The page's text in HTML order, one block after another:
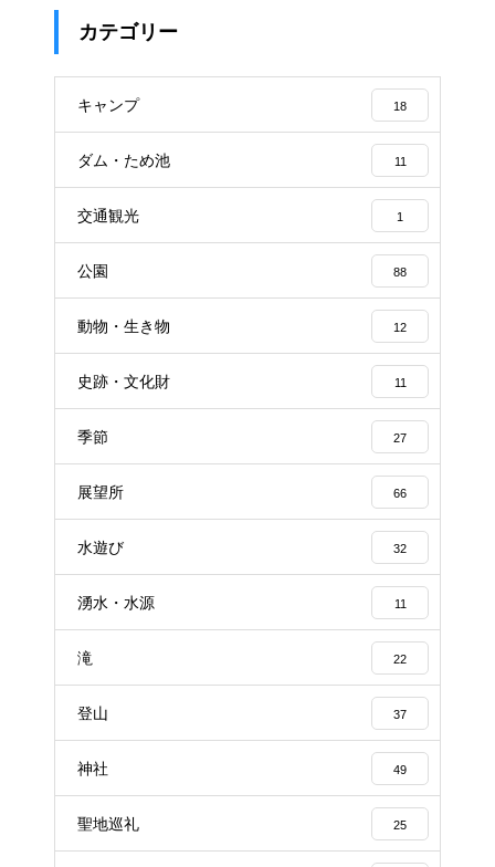
カテゴリー
キャンプ 18
ダム・ため池 11
交通観光 1
公園 88
動物・生き物 12
史跡・文化財 11
季節 27
展望所 66
水遊び 32
湧水・水源 11
滝 22
登山 37
神社 49
聖地巡礼 25